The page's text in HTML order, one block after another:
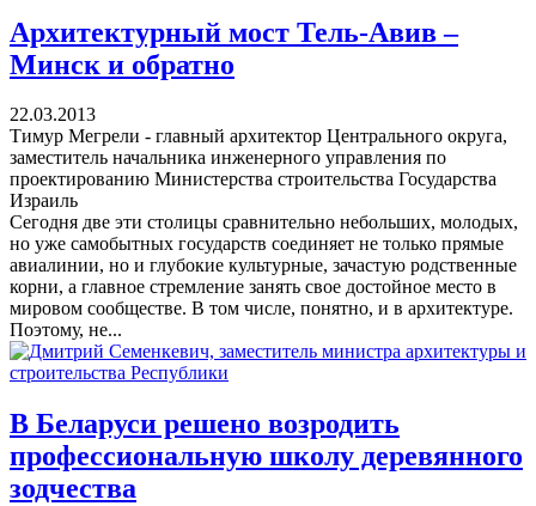
Архитектурный мост Тель-Авив –
Минск и обратно
22.03.2013
Тимур Мегрели - главный архитектор Центрального округа,
заместитель начальника инженерного управления по
проектированию Министерства строительства Государства
Израиль
Сегодня две эти столицы сравнительно небольших, молодых,
но уже самобытных государств соединяет не только прямые
авиалинии, но и глубокие культурные, зачастую родственные
корни, а главное стремление занять свое достойное место в
мировом сообществе. В том числе, понятно, и в архитектуре.
Поэтому, не...
В Беларуси решено возродить
профессиональную школу деревянного
зодчества